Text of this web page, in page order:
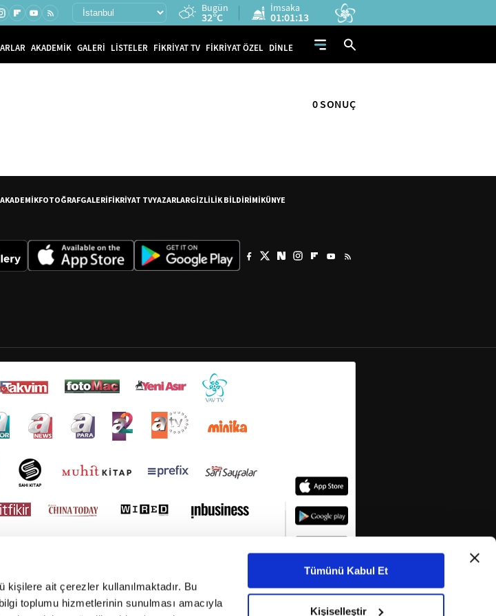
ait çerezler kullanılmaktadır. Bu
toplumu hizmetlerinin sunulması amacıyla
Tümünü Kabul Et
Kişiselleştir
Bugün
32°C
İmsaka
01:01:13
AKADEMİK GALERİ LİSTELER FİKRİYAT TV FİKRİYAT ÖZEL DİNLE
0 SONUÇ
AKADEMİKFOTOĞRAFGALERİFİKRİYAT TVYAZARLARGİZLİLİK BİLDİRİMİKÜNYE